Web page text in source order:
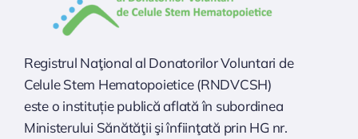
Registrul Naţional al Donatorilor Voluntari de
Celule Stem Hematopoietice (RNDVCSH)
este o instituție publică aflată în subordinea
Ministerului Sănătăţii şi înfiinţată prin HG nr.